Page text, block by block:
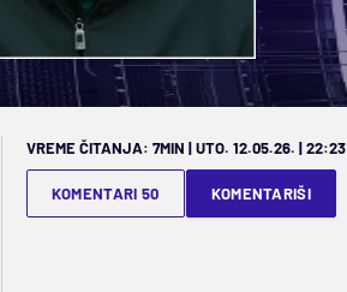
VREME ČITANJA: 7MIN | UTO. 12.05.26. | 22:23
KOMENTARI 50 KOMENTARIŠI